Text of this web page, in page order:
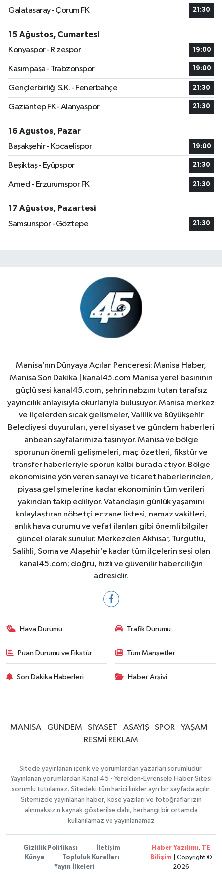
Galatasaray - Çorum FK
21:30
15 Ağustos, Cumartesi
Konyaspor - Rizespor
19:00
Kasımpaşa - Trabzonspor 19:00
Gençlerbirliği S.K. - Fenerbahçe 21:30
Gaziantep FK - Alanyaspor 21:30
16 Ağustos, Pazar
Başakşehir - Kocaelispor
19:00
Beşiktaş - Eyüpspor 21:30
Amed - Erzurumspor FK 21:30
17 Ağustos, Pazartesi
Samsunspor - Göztepe
21:30
Manisa’nın Dünyaya Açılan Penceresi: Manisa Haber,
Manisa Son Dakika | kanal45.com Manisa yerel basınının
güçlü sesi kanal45.com, şehrin nabzını tutan tarafsız
yayıncılık anlayışıyla okurlarıyla buluşuyor. Manisa merkez
ve ilçelerden sıcak gelişmeler, Valilik ve Büyükşehir
Belediyesi duyuruları, yerel siyaset ve gündem haberleri
anbean sayfalarımıza taşınıyor. Manisa ve bölge
sporunun önemli gelişmeleri, maç özetleri, fikstür ve
transfer haberleriyle sporun kalbi burada atıyor. Bölge
ekonomisine yön veren sanayi ve ticaret haberlerinden,
piyasa gelişmelerine kadar ekonominin tüm verileri
yakından takip ediliyor. Vatandaşın günlük yaşamını
kolaylaştıran nöbetçi eczane listesi, namaz vakitleri,
anlık hava durumu ve vefat ilanları gibi önemli bilgiler
güncel olarak sunulur. Merkezden Akhisar, Turgutlu,
Salihli, Soma ve Alaşehir’e kadar tüm ilçelerin sesi olan
kanal45.com; doğru, hızlı ve güvenilir haberciliğin
adresidir.
Hava Durumu Trafik Durumu
Puan Durumu ve Fikstür Tüm Manşetler
Son Dakika Haberleri Haber Arşivi
MANİSA GÜNDEM SİYASET ASAYİŞ SPOR
YAŞAM
RESMİ REKLAM
Sitede yayınlanan içerik ve yorumlardan yazarları sorumludur.
Yayınlanan yorumlardan Kanal 45 - Yerelden-Evrensele Haber Sitesi
sorumlu tutulamaz. Sitedeki tüm harici linkler ayrı bir sayfada açılır.
Sitemizde yayınlanan haber, köşe yazıları ve fotoğraflar izin
alınmaksızın kaynak gösterilse dahi, herhangi bir ortamda
kullanılamaz ve yayınlanamaz
Gizlilik Politikası
İletişim
Künye
Topluluk Kuralları
Yayın İlkeleri
Haber Yazılımı:
TE
Bilişim | Copyright ©
2026